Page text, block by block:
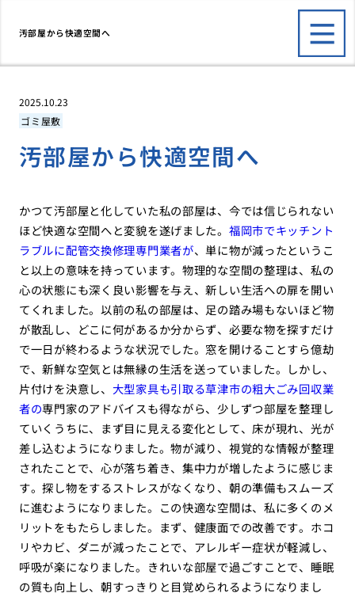
汚部屋から快適空間へ
2025.10.23
ゴミ屋敷
汚部屋から快適空間へ
かつて汚部屋と化していた私の部屋は、今では信じられない
ほど快適な空間へと変貌を遂げました。 福岡市でキッチント
ラブルに配管交換修理専門業者が、単に物が減ったというこ
と以上の意味を持っています。物理的な空間の整理は、私の
心の状態にも深く良い影響を与え、新しい生活への扉を開い
てくれました。以前の私の部屋は、足の踏み場もないほど物
が散乱し、どこに何があるか分からず、必要な物を探すだけ
で一日が終わるような状況でした。窓を開けることすら億劫
で、新鮮な空気とは無縁の生活を送っていました。しかし、
片付けを決意し、 大型家具も引取る草津市の粗大ごみ回収業
者の専門家のアドバイスも得ながら、少しずつ部屋を整理し
ていくうちに、まず目に見える変化として、床が現れ、光が
差し込むようになりました。物が減り、視覚的な情報が整理
されたことで、心が落ち着き、集中力が増したように感じま
す。探し物をするストレスがなくなり、朝の準備もスムーズ
に進むようになりました。この快適な空間は、私に多くのメ
リットをもたらしました。まず、健康面での改善です。ホコ
リやカビ、ダニが減ったことで、アレルギー症状が軽減し、
呼吸が楽になりました。きれいな部屋で過ごすことで、睡眠
の質も向上し、朝すっきりと目覚められるようになりまし